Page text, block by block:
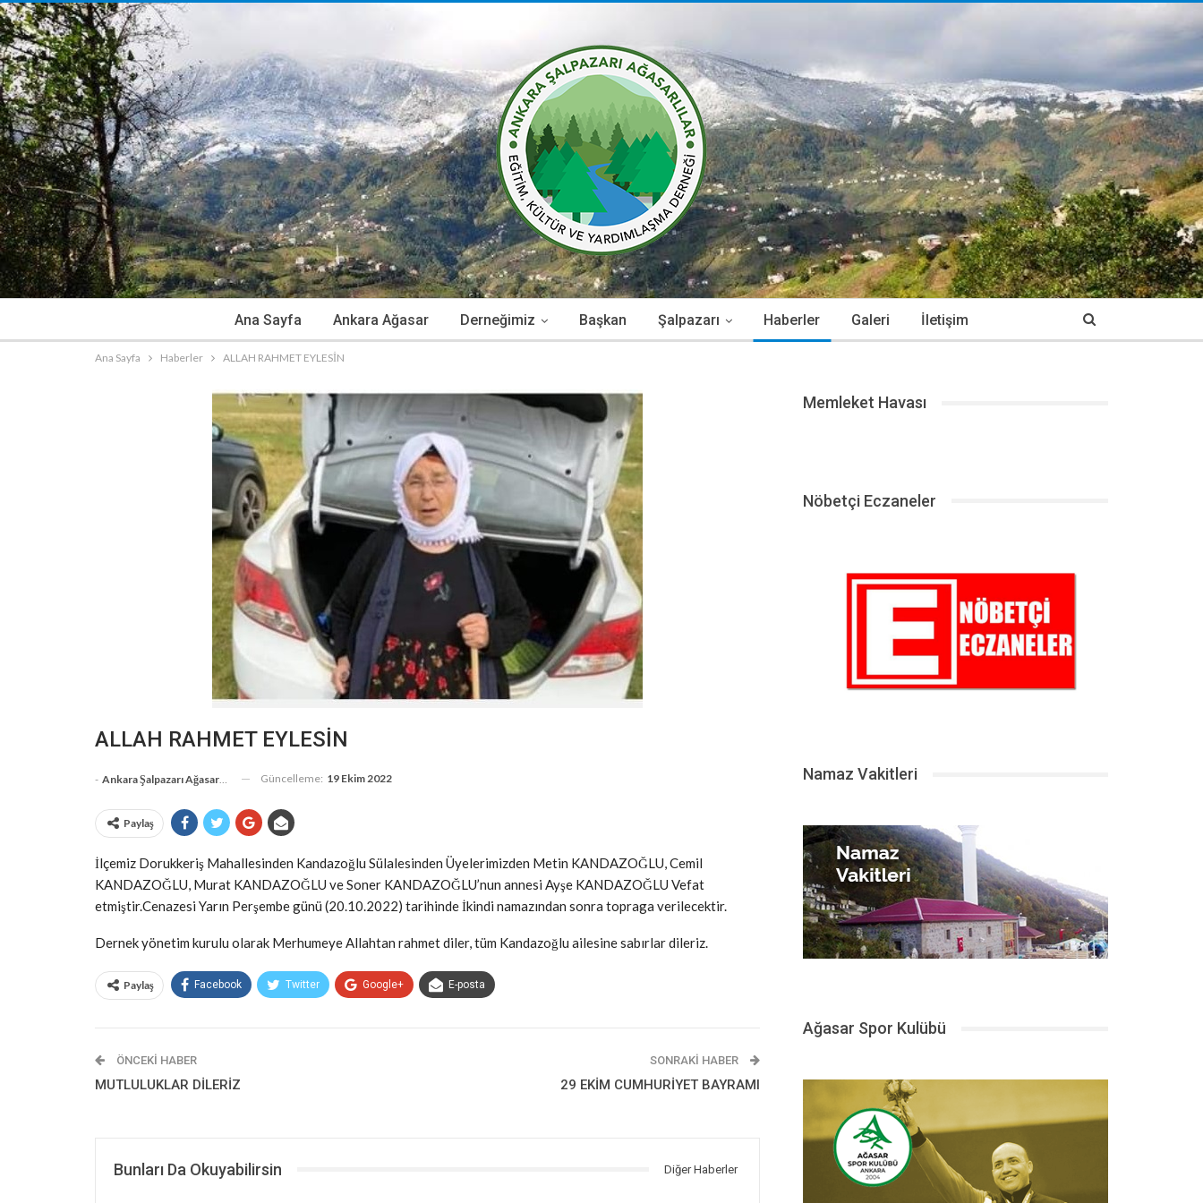
Ana Sayfa Ankara Ağasar Derneğimiz Başkan Şalpazarı Haberler Galeri İletişim
Ana Sayfa Haberler ALLAH RAHMET EYLESİN
ALLAH RAHMET EYLESİN
- Ankara Şalpazarı Ağasarlılar Eğitim Kültür Ve Dayanışma Derneği Güncelleme: 19 Ekim 2022
Paylaş
İlçemiz Dorukkeriş Mahallesinden Kandazoğlu Sülalesinden Üyelerimizden Metin KANDAZOĞLU, Cemil
KANDAZOĞLU, Murat KANDAZOĞLU ve Soner KANDAZOĞLU’nun annesi Ayşe KANDAZOĞLU Vefat
etmiştir.Cenazesi Yarın Perşembe günü (20.10.2022) tarihinde İkindi namazından sonra topraga verilecektir.
Dernek yönetim kurulu olarak Merhumeye Allahtan rahmet diler, tüm Kandazoğlu ailesine sabırlar dileriz.
Paylaş Facebook Twitter Google+ E-posta
ÖNCEKI HABER
MUTLULUKLAR DİLERİZ
SONRAKI HABER
29 EKİM CUMHURİYET BAYRAMI
Bunları Da Okuyabilirsin Diğer Haberler
Memleket Havası
Nöbetçi Eczaneler
Namaz Vakitleri
Ağasar Spor Kulübü